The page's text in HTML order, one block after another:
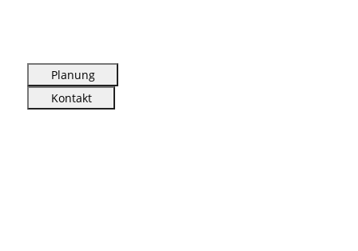
Planung
Kontakt